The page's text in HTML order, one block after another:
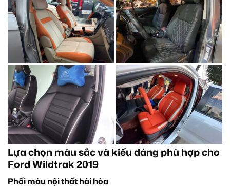
Lựa chọn màu sắc và kiểu dáng phù hợp cho
Ford Wildtrak 2019
Phối màu nội thất hài hòa